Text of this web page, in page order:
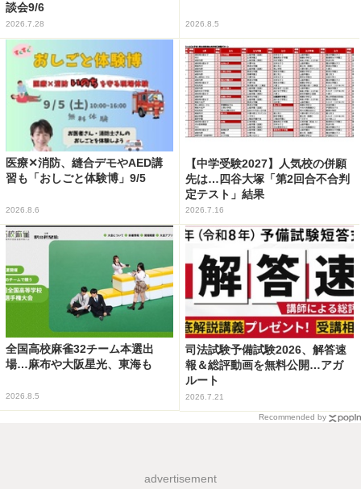
談会9/6
2026.7.28 2026.8.5
医療✕消防、縫合デモやAED講
習も「おしごと体験博」9/5
2026.8.6
【中学受験2027】人気校の併願
先は…四谷大塚「第2回合不合判
定テスト」結果
2026.7.16
全国高校麻雀32チーム本選出
場…麻布や大阪星光、東海も
2026.8.5
司法試験予備試験2026、解答速
報＆総評動画を無料公開…アガ
ルート
2026.7.21
Recommended by
advertisement